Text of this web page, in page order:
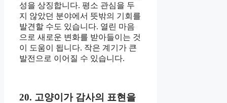
성을 상징합니다. 평소 관심을 두
지 않았던 분야에서 뜻밖의 기회를
발견할 수도 있습니다. 열린 마음
으로 새로운 변화를 받아들이는 것
이 도움이 됩니다. 작은 계기가 큰
발전으로 이어질 수 있습니다.
20. 고양이가 감사의 표현을